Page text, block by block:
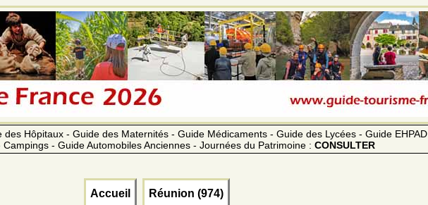
Hôpitaux - Guide des Maternités - Guide Médicaments - Guide des Lycées - Guide EHPAD
- Guide Automobiles Anciennes - Journées du Patrimoine : CONSULTER
Accueil Réunion (974)